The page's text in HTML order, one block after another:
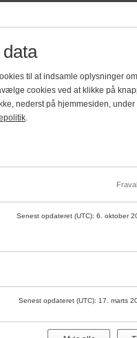
har et begrænset antal pladser.
vil der efter
mellem de repræsenterede
har fortrinsret til
besked hurtigst muligt efter
kr. (Deltagergebyret inkluderer
afbestillingsbetingelser.
til at indsamle oplysninger
cookies ved at klikke på
nederst på hjemmesiden, under
Senest opdateret (UTC): 6. oktober
Senest opdateret (UTC): 17. marts